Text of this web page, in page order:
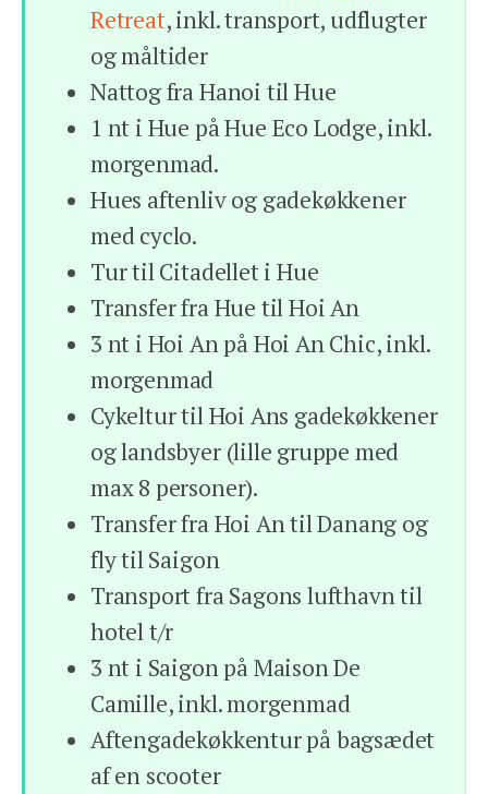
Retreat, inkl. transport, udflugter
og måltider
Nattog fra Hanoi til Hue
1 nt i Hue på Hue Eco Lodge, inkl.
morgenmad.
Hues aftenliv og gadekøkkener
med cyclo.
Tur til Citadellet i Hue
Transfer fra Hue til Hoi An
3 nt i Hoi An på Hoi An Chic, inkl.
morgenmad
Cykeltur til Hoi Ans gadekøkkener
og landsbyer (lille gruppe med
max 8 personer).
Transfer fra Hoi An til Danang og
fly til Saigon
Transport fra Sagons lufthavn til
hotel t/r
3 nt i Saigon på Maison De
Camille, inkl. morgenmad
Aftengadekøkkentur på bagsædet
af en scooter